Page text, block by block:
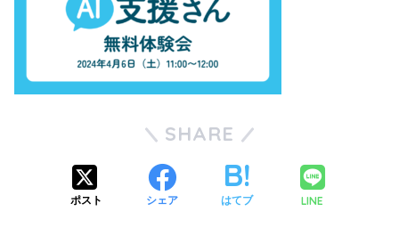
SHARE
ポスト シェア はてブ LINE